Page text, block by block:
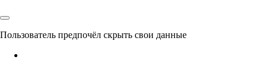
Пользователь предпочёл скрыть свои данные